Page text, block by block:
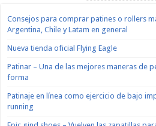
Consejos para comprar patines o rollers
Argentina, Chile y Latam en general
Nueva tienda oficial Flying Eagle
Patinar – Una de las mejores maneras de
forma
Patinaje en línea como ejercicio de bajo
running